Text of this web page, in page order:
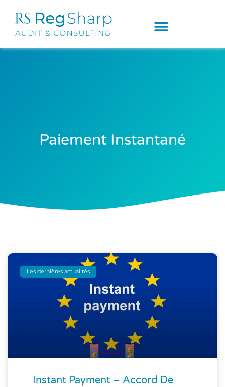
Paiement Instantané
Les dernières actualités
Instant Payment – Accord De